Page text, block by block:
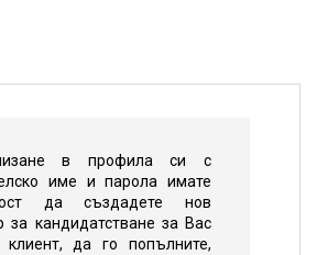
в профила си с
име и парола имате
да създадете нов
за кандидатстване за Вас
да го попълните,